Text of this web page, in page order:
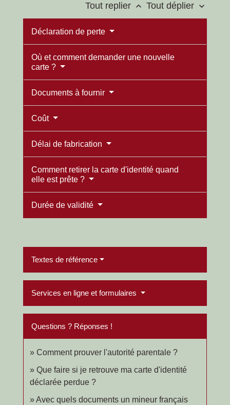
Tout replier keyboard_arrow_up Tout déplier keyboard_arrow_down
Déclaration de perte
Où et comment demander une nouvelle
carte ?
Documents à fournir
Coût
Délai de fabrication
Comment retirer la carte d'identité quand
elle est prête ?
Durée de validité
Textes de référence
Services en ligne et formulaires
Questions ? Réponses !
Comment prouver l'autorité parentale ?
Que faire si je retrouve ma carte d'identité
déclarée perdue ?
Avec quels documents un mineur français